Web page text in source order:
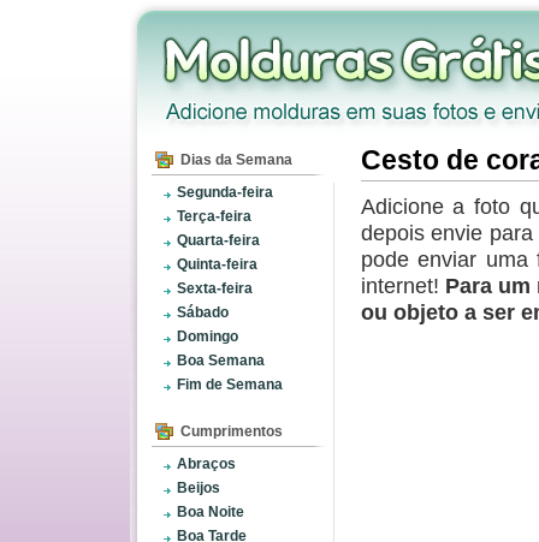
Dias da Semana
Segunda-feira
Terça-feira
Quarta-feira
Quinta-feira
Sexta-feira
Sábado
Domingo
Boa Semana
Fim de Semana
Cumprimentos
Abraços
Beijos
Boa Noite
Boa Tarde
Cesto de
Adicione a foto
depois envie
pode enviar
internet! Para
ou objeto a ser